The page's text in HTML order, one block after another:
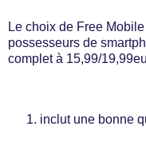
Le choix de Free
possesseurs de
complet à 15,99/
inclut une bonne